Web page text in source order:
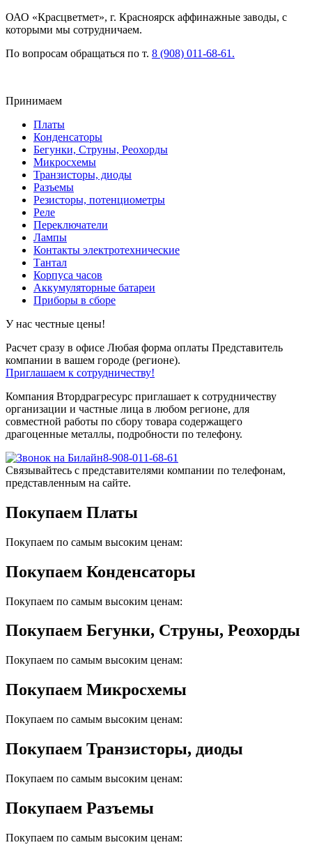
ОАО «Красцветмет», г. Красноярск аффинажные заводы, с
которыми мы сотрудничаем.
По вопросам обращаться по т. 8 (908) 011-68-61.
Принимаем
Платы
Конденсаторы
Бегунки, Струны, Реохорды
Микросхемы
Транзисторы, диоды
Разъемы
Резисторы, потенциометры
Реле
Переключатели
Лампы
Контакты электротехнические
Тантал
Корпуса часов
Аккумуляторные батареи
Приборы в сборе
У нас честные цены!
Расчет сразу в офисе Любая форма оплаты Представитель
компании в вашем городе (регионе).
Приглашаем к сотрудничеству!
Компания Втордрагресурс приглашает к сотрудничеству
организации и частные лица в любом регионе, для
совместной работы по сбору товара содержащего
драгоценные металлы, подробности по телефону.
8-908-011-68-61
Связывайтесь с представителями компании по телефонам,
представленным на сайте.
Покупаем Платы
Покупаем по самым высоким ценам:
Покупаем Конденсаторы
Покупаем по самым высоким ценам:
Покупаем Бегунки, Струны, Реохорды
Покупаем по самым высоким ценам:
Покупаем Микросхемы
Покупаем по самым высоким ценам:
Покупаем Транзисторы, диоды
Покупаем по самым высоким ценам:
Покупаем Разъемы
Покупаем по самым высоким ценам: